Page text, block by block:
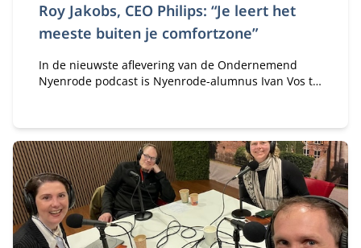
Roy Jakobs, CEO Philips: “Je leert het
meeste buiten je comfortzone”
In de nieuwste aflevering van de Ondernemend
Nyenrode podcast is Nyenrode-alumnus Ivan Vos te
internationaal motorkledingmerk.